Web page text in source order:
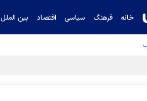
خانه فرهنگ سیاسی اقتصاد بین الملل
ادعای خرازی درباره پزشکیان را تکذیب کرد